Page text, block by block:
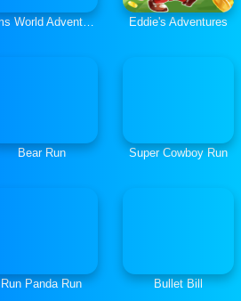
Jims World Adventure Eddie's Adventures
Bear Run Super Cowboy Run
Run Panda Run Bullet Bill